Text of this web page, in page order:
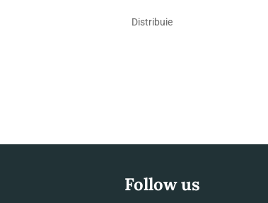
Distribuie
Follow us